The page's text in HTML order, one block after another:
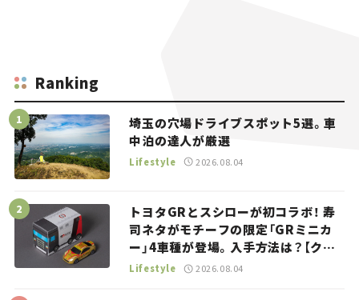
Ranking
埼玉の穴場ドライブスポット5選。車
中泊の達人が厳選
Lifestyle 2026.08.04
トヨタGRとスシローが初コラボ！ 寿
司ネタがモチーフの限定「GRミニカ
ー」4車種が登場。入手方法は？【クル
マとホビー】
Lifestyle 2026.08.04